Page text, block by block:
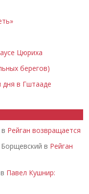
Цюриха
берегов)
дня в Гштааде
Рейган возвращается
в Рейган
Павел Кушнир: